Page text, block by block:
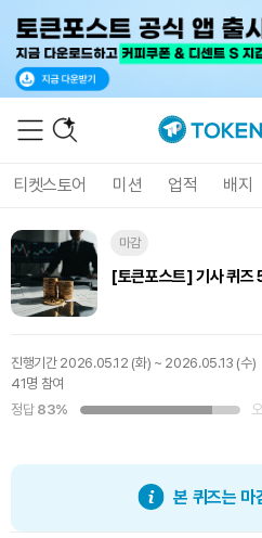
티켓스토어 미션 업적 배지
마감
[토큰포스트] 기사 퀴즈
진행기간 2026.05.12 (화) ~ 2026.05.13 (수)
41명 참여
정답 83%
본 퀴즈는 마